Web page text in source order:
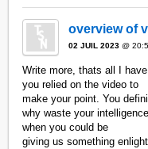
overview of
02 JUIL 2023 @
Write more, thats all I
you relied on the video to
make your point. You
why waste your
when you could be
giving us something